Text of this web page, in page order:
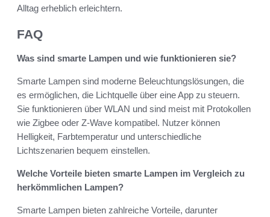
Alltag erheblich erleichtern.
FAQ
Was sind smarte Lampen und wie funktionieren sie?
Smarte Lampen sind moderne Beleuchtungslösungen, die
es ermöglichen, die Lichtquelle über eine App zu steuern.
Sie funktionieren über WLAN und sind meist mit Protokollen
wie Zigbee oder Z-Wave kompatibel. Nutzer können
Helligkeit, Farbtemperatur und unterschiedliche
Lichtszenarien bequem einstellen.
Welche Vorteile bieten smarte Lampen im Vergleich zu
herkömmlichen Lampen?
Smarte Lampen bieten zahlreiche Vorteile, darunter